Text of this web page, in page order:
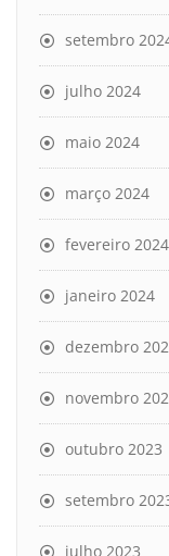
setembro
julho 2024
maio 2024
março 2024
fevereiro 2024
janeiro 2024
dezembro
novembro
outubro 2023
setembro
julho 2023